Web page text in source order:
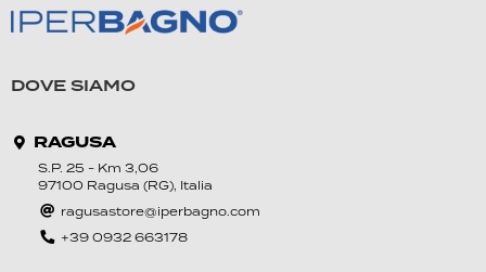
DOVE SIAMO
RAGUSA
S.P. 25 - Km 3,06
97100 Ragusa (RG), Italia
ragusastore@iperbagno.com
+39 0‍932 6631‍78